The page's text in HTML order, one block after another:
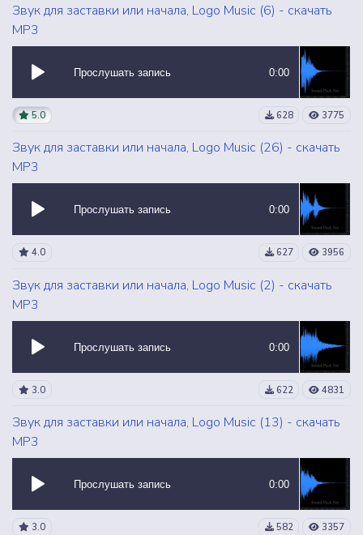
Звук для заставки или начала, Logo Music (6) - скачать
MP3
Прослушать запись 0:00
5.0 628 3775
Звук для заставки или начала, Logo Music (26) - скачать
MP3
Прослушать запись 0:00
4.0 627 3956
Звук для заставки или начала, Logo Music (2) - скачать
MP3
Прослушать запись 0:00
3.0 622 4831
Звук для заставки или начала, Logo Music (13) - скачать
MP3
Прослушать запись 0:00
3.0 582 3357